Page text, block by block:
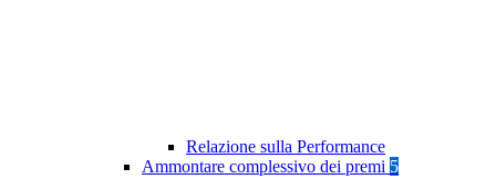
Relazione sulla Performance
Ammontare complessivo dei premi 5